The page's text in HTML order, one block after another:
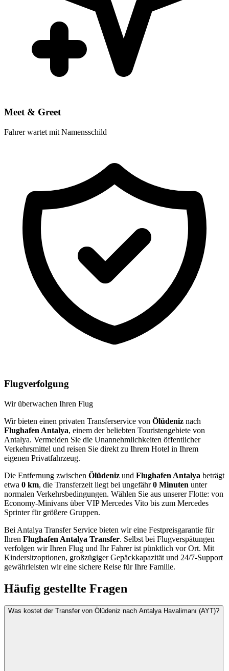
Meet & Greet
Fahrer wartet mit Namensschild
Flugverfolgung
Wir überwachen Ihren Flug
Wir bieten einen privaten Transferservice von Ölüdeniz nach
Flughafen Antalya, einem der beliebten Touristengebiete von
Antalya. Vermeiden Sie die Unannehmlichkeiten öffentlicher
Verkehrsmittel und reisen Sie direkt zu Ihrem Hotel in Ihrem
eigenen Privatfahrzeug.
Die Entfernung zwischen Ölüdeniz und Flughafen Antalya beträgt
etwa 0 km, die Transferzeit liegt bei ungefähr0 Minuten unter
normalen Verkehrsbedingungen. Wählen Sie aus unserer Flotte: von
Economy-Minivans über VIP Mercedes Vito bis zum Mercedes
Sprinter für größere Gruppen.
Bei Antalya Transfer Service bieten wir eine Festpreisgarantie für
Ihren Flughafen Antalya Transfer. Selbst bei Flugverspätungen
verfolgen wir Ihren Flug und Ihr Fahrer ist pünktlich vor Ort. Mit
Kindersitzoptionen, großzügiger Gepäckkapazität und 24/7-Support
gewährleisten wir eine sichere Reise für Ihre Familie.
Häufig gestellte Fragen
Was kostet der Transfer von Ölüdeniz nach Antalya Havalimanı (AYT)?